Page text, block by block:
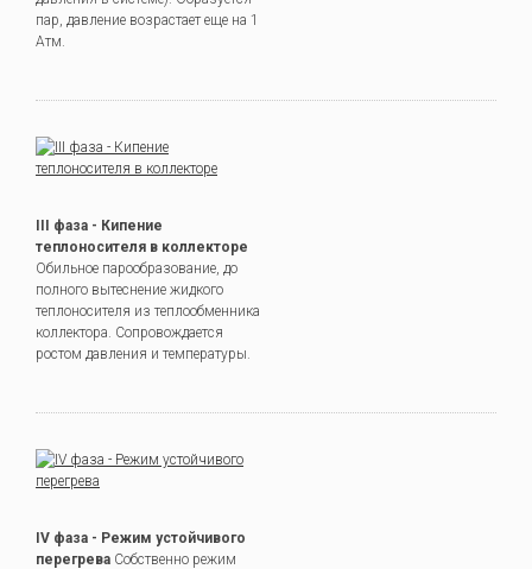
пар, давление возрастает еще на 1
Атм.
III фаза - Кипение
теплоносителя в коллекторе
Обильное парообразование, до
полного вытеснение жидкого
теплоносителя из теплообменника
коллектора. Сопровождается
ростом давления и температуры.
IV фаза - Режим устойчивого
перегрева Собственно режим